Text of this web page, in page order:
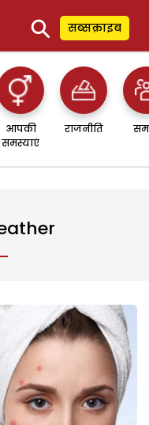
⚲ सब्सक्राइब
आपकी
समस्याएं
राजनीति